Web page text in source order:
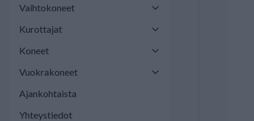
Vaihtokoneet
Kurottajat
Koneet
Vuokrakoneet
Ajankohtaista
Yhteystiedot